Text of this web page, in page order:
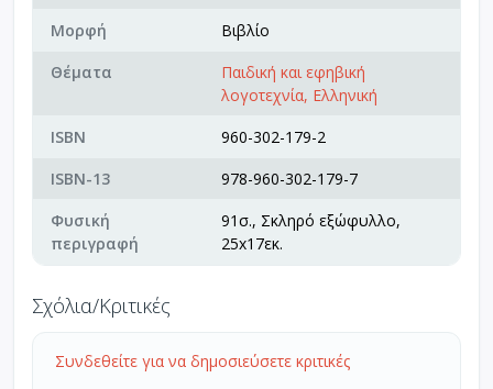
Μορφή
Βιβλίο
Θέματα
Παιδική και εφηβική
λογοτεχνία, Ελληνική
ISBN
960-302-179-2
ISBN-13
978-960-302-179-7
Φυσική
περιγραφή
91σ., Σκληρό εξώφυλλο,
25x17εκ.
Σχόλια/Κριτικές
Συνδεθείτε για να δημοσιεύσετε κριτικές